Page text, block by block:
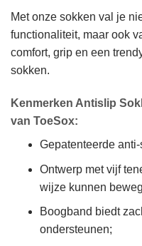
Met onze sokken val je
functionaliteit, maar ook
comfort, grip en een
sokken.
Kenmerken Antislip
van ToeSox:
Gepatenteerde
Ontwerp met vijf
wijze kunnen
Boogband biedt
ondersteunen;